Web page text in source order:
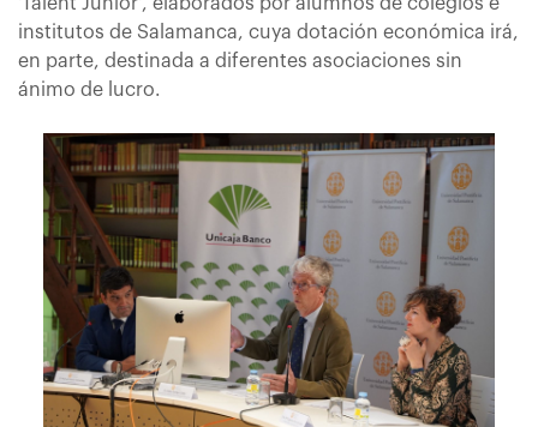
institutos de Salamanca, cuya dotación económica irá,
en parte, destinada a diferentes asociaciones sin
ánimo de lucro.